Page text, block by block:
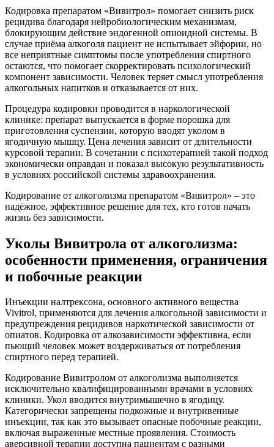
Кодировка препаратом «Вивитрол» помогает снизить риск
рецидива благодаря нейробиологическим механизмам,
блокирующим действие эндогенной опиоидной системы. В
случае приёма алкоголя пациент не испытывает эйфории, но
все неприятные симптомы после употребления спиртного
остаются, что помогает скорректировать психологический
компонент зависимости. Человек теряет смысл употребления
алкогольных напитков и отказывается от них.
Процедура кодировки проводится в наркологической
клинике: препарат выпускается в форме порошка для
приготовления суспензии, которую вводят уколом в
ягодичную мышцу. Цена лечения зависит от длительности
курсовой терапии. В сочетании с психотерапией такой подход
экономически оправдан и показал высокую результативность
в условиях российской системы здравоохранения.
Кодирование от алкоголизма препаратом «Вивитрол» – это
надёжное, эффективное решение для тех, кто готов начать
жизнь без зависимости.
Уколы Вивитрола от алкоголизма:
особенности применения, ограничения
и побочные реакции
Инъекции налтрексона, основного активного вещества
Vivitrol, применяются для лечения алкогольной зависимости и
предупреждения рецидивов наркотической зависимости от
опиатов. Кодировка от алкозависимости эффективна, если
пьющий человек может воздерживаться от потребления
спиртного перед терапией.
Кодирование Вивитролом от алкоголизма выполняется
исключительно квалифицированными врачами в условиях
клиники. Укол вводится внутримышечно в ягодицу.
Категорически запрещены подкожные и внутривенные
инъекции, так как это вызывает опасные побочные реакции,
включая выраженные местные проявления. Стоимость
аверсивной терапии доступна пациентам с разными